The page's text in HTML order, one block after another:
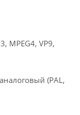
MPEG4, VP9,
(PAL,